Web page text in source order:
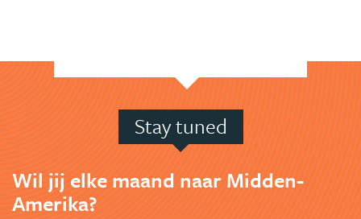
Stay tuned
Wil jij elke maand naar Midden-
Amerika?